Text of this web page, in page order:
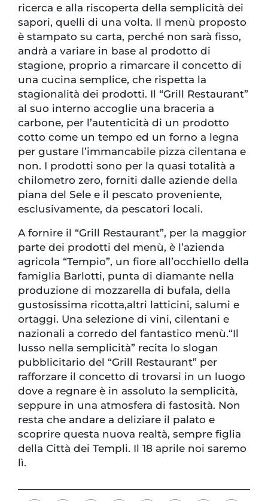
ricerca e alla riscoperta della semplicità dei
sapori, quelli di una volta. Il menù proposto
è stampato su carta, perché non sarà fisso,
andrà a variare in base al prodotto di
stagione, proprio a rimarcare il concetto di
una cucina semplice, che rispetta la
stagionalità dei prodotti. Il “Grill Restaurant”
al suo interno accoglie una braceria a
carbone, per l’autenticità di un prodotto
cotto come un tempo ed un forno a legna
per gustare l’immancabile pizza cilentana e
non. I prodotti sono per la quasi totalità a
chilometro zero, forniti dalle aziende della
piana del Sele e il pescato proveniente,
esclusivamente, da pescatori locali.
A fornire il “Grill Restaurant”, per la maggior
parte dei prodotti del menù, è l’azienda
agricola “Tempio”, un fiore all’occhiello della
famiglia Barlotti, punta di diamante nella
produzione di mozzarella di bufala, della
gustosissima ricotta,altri latticini, salumi e
ortaggi. Una selezione di vini, cilentani e
nazionali a corredo del fantastico menù.“Il
lusso nella semplicità” recita lo slogan
pubblicitario del “Grill Restaurant” per
rafforzare il concetto di trovarsi in un luogo
dove a regnare è in assoluto la semplicità,
seppure in una atmosfera di fastosità. Non
resta che andare a deliziare il palato e
scoprire questa nuova realtà, sempre figlia
della Città dei Templi. Il 18 aprile noi saremo
lì.